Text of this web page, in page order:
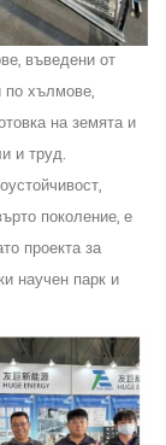
въведени от
по хълмове,
на земята и
и труд.
поколение, е
проекта за
научен парк и